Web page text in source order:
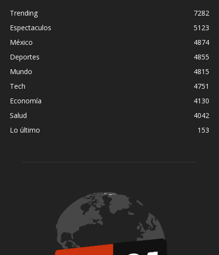
Trending
7282
Espectaculos
5123
México
4874
Deportes
4855
Mundo
4815
Tech
4751
Economía
4130
Salud
4042
Lo último
153